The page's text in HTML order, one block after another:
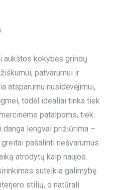
aukštos kokybės grindų
patvarumui ir
atsparumu nusidėvėjimui,
todėl idealiai tinka tiek
patalpoms, tiek
lengvai prižiūrima –
pašalinti nešvarumus
atrodytų kaip naujos.
suteikia galimybę
stilių, o natūrali